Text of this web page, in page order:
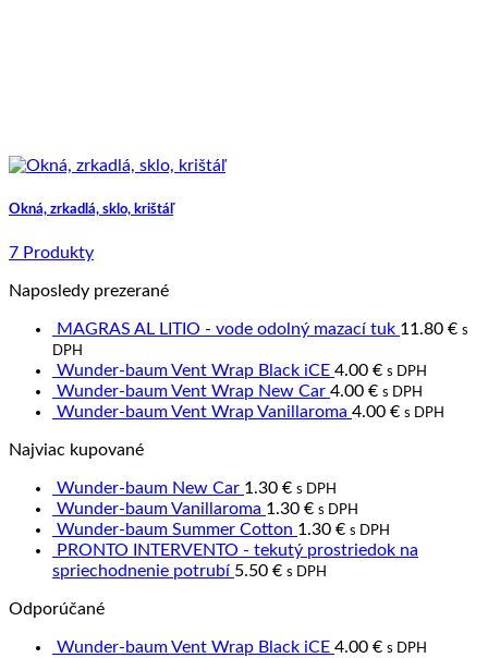
Okná, zrkadlá, sklo, krištáľ
7 Produkty
Naposledy prezerané
MAGRAS AL LITIO - vode odolný mazací tuk 11.80 € s
DPH
Wunder-baum Vent Wrap Black iCE 4.00 € s DPH
Wunder-baum Vent Wrap New Car 4.00 € s DPH
Wunder-baum Vent Wrap Vanillaroma 4.00 € s DPH
Najviac kupované
Wunder-baum New Car 1.30 € s DPH
Wunder-baum Vanillaroma 1.30 € s DPH
Wunder-baum Summer Cotton 1.30 € s DPH
PRONTO INTERVENTO - tekutý prostriedok na
spriechodnenie potrubí 5.50 € s DPH
Odporúčané
Wunder-baum Vent Wrap Black iCE 4.00 € s DPH